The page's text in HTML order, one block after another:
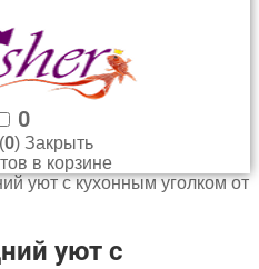
0
0) Закрыть
в корзине
уют с кухонным уголком от
уют с